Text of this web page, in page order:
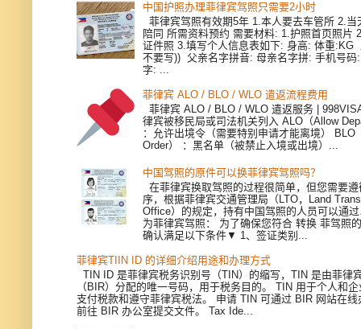
中国护照办理菲律宾驾照只需要2小时
菲律宾驾照有效期5年 1.本人要去车管所 2.当
陪同 所需资料预约 需要材料: 1.护照首页照片
证件照 3.填写个人信息表如下: 身高: 体重:KG
不要写)) 父亲名字拼音: 母亲名字拼: 手机号码
字: ...
菲律宾 ALO / BLO / WLO 遣返流程费用
菲律宾 ALO / BLO / WLO 遣返服务 |
律宾被移民局或司法机关列入 ALO（Allow
：允许出境令（需要特别申请才能离境） BLO
Order） ：黑名单（被禁止入境或出境）...
中国驾照的原件可以换菲律宾驾照吗？
在菲律宾换取驾照的过程很简单，但您需要
序，根据菲律宾交通管理局（LTO，Land
Office）的规定，持有中国驾照的人员可以通
为菲律宾驾照： 为了确保您符合 转换 菲驾照
确认满足以下条件▼ 1、签证类别...
菲律宾TIIN ID 的详细介绍用途和办理方式
TIN ID 是菲律宾税务识别号（TIN）的缩写，TIN 是由菲律
（BIR）分配的唯一号码，用于税务目的。 TIN 用于个人和
支付税款和遵守菲律宾税法。 申请 TIN 可通过 BIR 网站在线
前往 BIR 办公室提交文件。 Tax Ide...